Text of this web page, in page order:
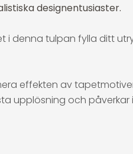
designentusiaster.
i denna tulpan fylla ditt
effekten av
upplösning och påverkar